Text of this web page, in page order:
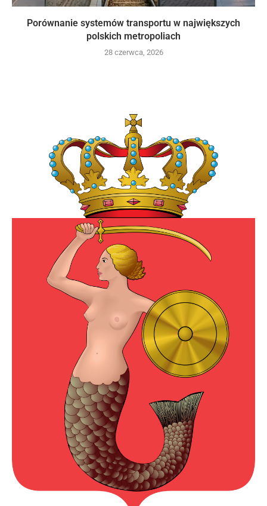
Porównanie systemów transportu w największych
polskich metropoliach
28 czerwca, 2026